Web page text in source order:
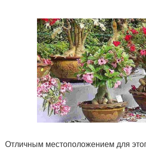
Отличным местоположением для